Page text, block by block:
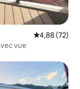
Note
4,88 (72)
vue
aimés